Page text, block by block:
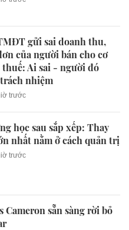
gửi sai doanh thu,
của người bán cho cơ
thuế: Ai sai - người đó
nhiệm
trước
học sau sắp xếp: Thay
nhất nằm ở cách quản trị
trước
Cameron sẵn sàng rời bỏ